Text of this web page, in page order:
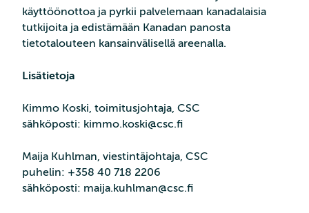
käyttöönottoa ja pyrkii palvelemaan kanadalaisia
tutkijoita ja edistämään Kanadan panosta
tietotalouteen kansainvälisellä areenalla.
Lisätietoja
Kimmo Koski, toimitusjohtaja, CSC
sähköposti: kimmo.koski@csc.fi
Maija Kuhlman, viestintäjohtaja, CSC
puhelin: +358 40 718 2206
sähköposti: maija.kuhlman@csc.fi